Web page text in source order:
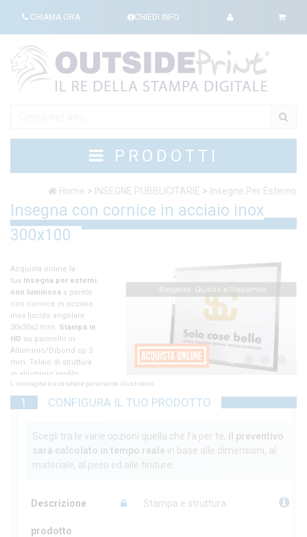
CHIAMA ORA CHIEDI INFO
PRODOTTI
Home > INSEGNE PUBBLICITARIE > Insegne Per Esterno
Insegna con cornice in acciaio inox
300x100
in
1
L'immagine è a carattere puramente illustrativo.
1 CONFIGURA IL TUO PRODOTTO
Scegli tra le varie opzioni quella che fa per te, il preventivo
sarà calcolato in tempo reale in base alle dimensioni, al
materiale, al peso ed alle finiture.
Descrizione
prodotto
Stampa e struttura